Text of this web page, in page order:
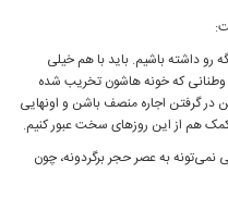
داشته باشیم. باید با هم خیلی
وطنانی که خونه هاشون تخریب شده
گرفتن اجاره منصف باشن و اونهایی
هم از این روزهای سخت عبور کنیم.
به عصر حجر برگردونه، چون